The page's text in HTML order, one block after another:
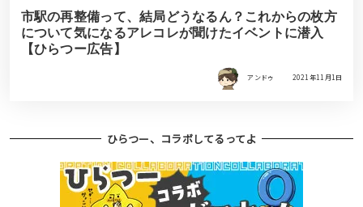
市駅の再整備って、結局どうなるん？これからの枚方
について気になるアレコレが聞けたイベントに潜入
【ひらつー広告】
アンドゥ 2021年11月1日
ひらつー、コラボしてるってよ